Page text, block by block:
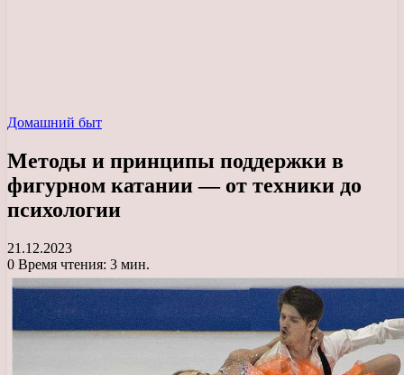
Домашний быт
Методы и принципы поддержки в
фигурном катании — от техники до
психологии
21.12.2023
0 Время чтения: 3 мин.